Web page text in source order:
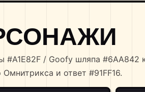
#A1E82F / Goofy шляпа #6AA842
и ответ #91FF16.